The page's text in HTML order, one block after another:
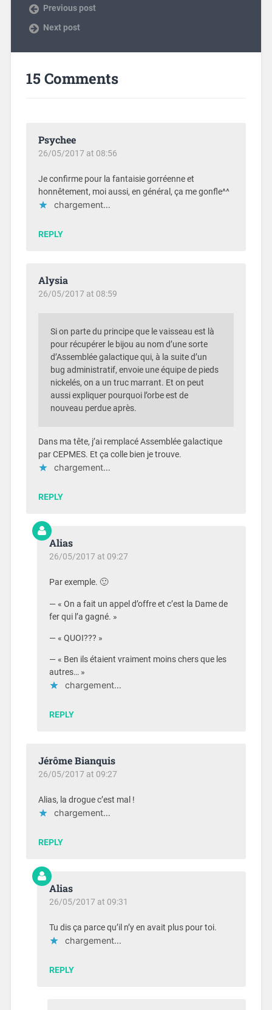
Previous post
Next post
15 Comments
Psychee
26/05/2017 at 08:56
Je confirme pour la fantaisie gorréenne et
honnêtement, moi aussi, en général, ça me gonfle^^
chargement…
REPLY
Alysia
26/05/2017 at 08:59
Si on parte du principe que le vaisseau est là
pour récupérer le bijou au nom d’une sorte
d’Assemblée galactique qui, à la suite d’un
bug administratif, envoie une équipe de pieds
nickelés, on a un truc marrant. Et on peut
aussi expliquer pourquoi l’orbe est de
nouveau perdue après.
Dans ma tête, j’ai remplacé Assemblée galactique
par CEPMES. Et ça colle bien je trouve.
chargement…
REPLY
Alias
26/05/2017 at 09:27
Par exemple. 🙂
— « On a fait un appel d’offre et c’est la Dame de
fer qui l’a gagné. »
— « QUOI??? »
— « Ben ils étaient vraiment moins chers que les
autres… »
chargement…
REPLY
Jérôme Bianquis
26/05/2017 at 09:27
Alias, la drogue c’est mal !
chargement…
REPLY
Alias
26/05/2017 at 09:31
Tu dis ça parce qu’il n’y en avait plus pour toi.
chargement…
REPLY